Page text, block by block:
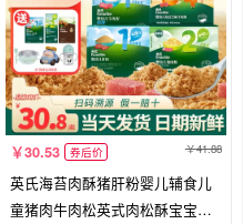
30.53 券后价 41.88
英氏海苔肉酥猪肝粉婴儿辅食儿
童猪肉牛肉松英式肉松酥宝宝牛